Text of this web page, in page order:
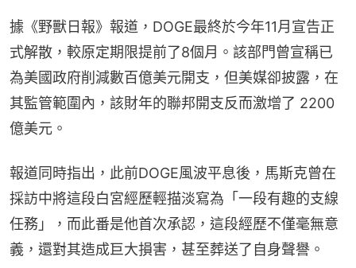
據《野獸日報》報道，DOGE最終於今年11月宣告正
式解散，較原定期限提前了8個月。該部門曾宣稱已
為美國政府削減數百億美元開支，但美媒卻披露，在
其監管範圍內，該財年的聯邦開支反而激增了 2200
億美元。
報道同時指出，此前DOGE風波平息後，馬斯克曾在
採訪中將這段白宮經歷輕描淡寫為「一段有趣的支線
任務」，而此番是他首次承認，這段經歷不僅毫無意
義，還對其造成巨大損害，甚至葬送了自身聲譽。